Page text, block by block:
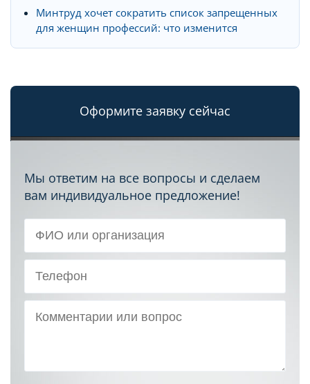
Минтруд хочет сократить список запрещенных
для женщин профессий: что изменится
Оформите заявку сейчас
Мы ответим на все вопросы и сделаем
вам индивидуальное предложение!